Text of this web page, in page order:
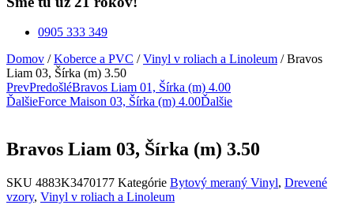
0905 333 349
Domov /Koberce a PVC /Vinyl v roliach a Linoleum / Bravos
Liam 03, Šírka (m) 3.50
PrevPredošléBravos Liam 01, Šírka (m) 4.00
ĎalšieForce Maison 03, Šírka (m) 4.00Ďalšie
Bravos Liam 03, Šírka (m) 3.50
SKU 4883K3470177 Kategórie Bytový meraný Vinyl, Drevené
vzory, Vinyl v roliach a Linoleum